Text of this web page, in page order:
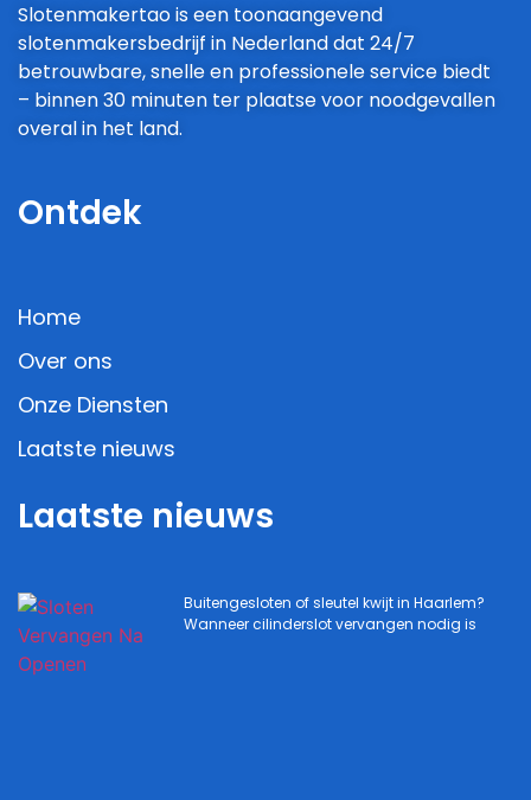
Slotenmakertao is een toonaangevend
slotenmakersbedrijf in Nederland dat 24/7
betrouwbare, snelle en professionele service biedt
– binnen 30 minuten ter plaatse voor noodgevallen
overal in het land.
Ontdek
Home
Over ons
Onze Diensten
Laatste nieuws
Laatste nieuws
Buitengesloten of sleutel kwijt in Haarlem?
Wanneer cilinderslot vervangen nodig is